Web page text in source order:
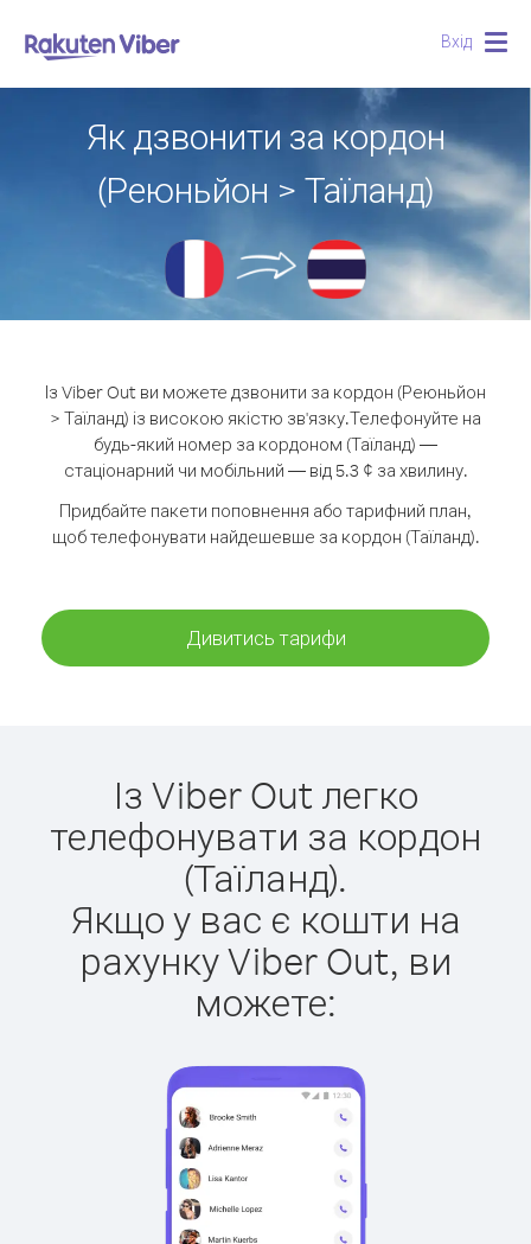
Вхід
Як дзвонити за кордон
(Реюньйон > Таїланд)
Із Viber Out ви можете дзвонити за кордон (Реюньйон
> Таїланд) із високою якістю зв'язку.Телефонуйте на
будь-який номер за кордоном (Таїланд) —
стаціонарний чи мобільний — від 5.3 ¢ за хвилину.
Придбайте пакети поповнення або тарифний план,
щоб телефонувати найдешевше за кордон (Таїланд).
Дивитись тарифи
Із Viber Out легко
телефонувати за кордон
(Таїланд).
Якщо у вас є кошти на
рахунку Viber Out, ви
можете: